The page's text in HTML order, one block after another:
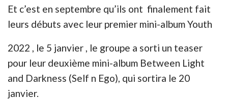
Et c’est en septembre qu’ils ont finalement fait
leurs débuts avec leur premier mini-album Youth
2022 , le 5 janvier , le groupe a sorti un teaser
pour leur deuxième mini-album Between Light
and Darkness (Self n Ego), qui sortira le 20
janvier.